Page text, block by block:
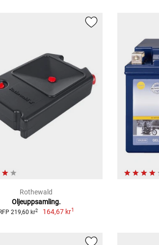
Rothewald
Oljeuppsamling.
219,60 kr2 164,67 kr1